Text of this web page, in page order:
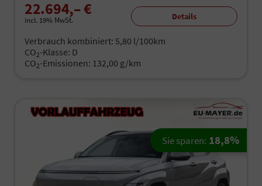
22.694,– €
incl. 19% MwSt. Details
Verbrauch kombiniert: 5,80 l/100km
CO2-Klasse: D
CO2-Emissionen: 132,00 g/km
Sie sparen: 18,8%